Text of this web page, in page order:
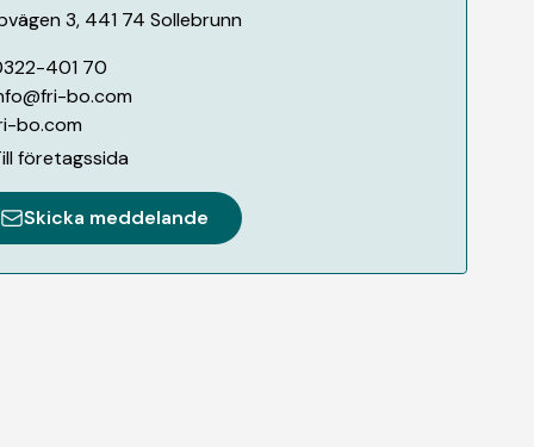
3, 441 74 Sollebrunn
401 70
bo.com
bo.com
företagssida
Skicka meddelande